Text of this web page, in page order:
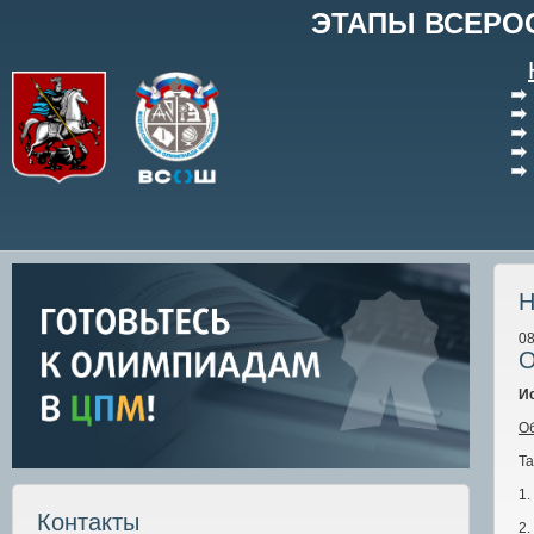
ЭТАПЫ
Контакты
2.